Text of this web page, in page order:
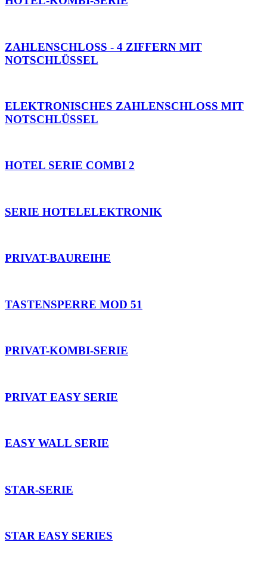
ZAHLENSCHLOSS - 4 ZIFFERN MIT
NOTSCHLÜSSEL
ELEKTRONISCHES ZAHLENSCHLOSS MIT
NOTSCHLÜSSEL
HOTEL SERIE COMBI 2
SERIE HOTELELEKTRONIK
PRIVAT-BAUREIHE
TASTENSPERRE MOD 51
PRIVAT-KOMBI-SERIE
PRIVAT EASY SERIE
EASY WALL SERIE
STAR-SERIE
STAR EASY SERIES